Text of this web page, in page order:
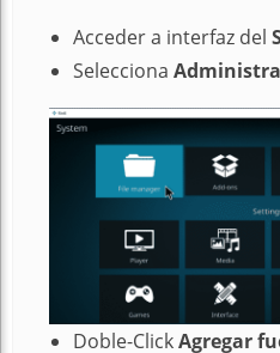
Acceder a interfaz del
Selecciona
Doble-ClickAgregar